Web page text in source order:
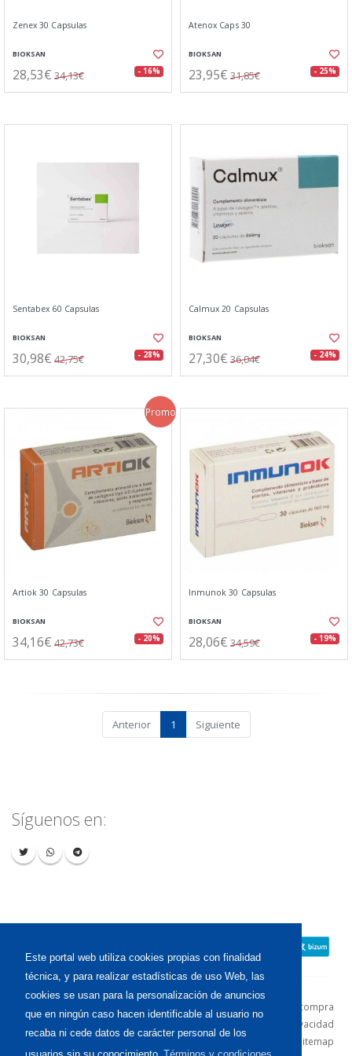
Este portal web utiliza cookies propias con finalidad
técnica, y para realizar estadísticas de uso Web, las
cookies se usan para la personalización de anuncios
que en ningún caso hacen identificable al usuario no
recaba ni cede datos de carácter personal de los
Zenex 30 Capsulas
BIOKSAN
28,53€ 34,13€ - 16%
Atenox Caps 30
BIOKSAN
23,95€ 31,85€ - 25%
Sentabex 60 Capsulas
BIOKSAN
30,98€ 42,75€ - 28%
Calmux 20 Capsulas
BIOKSAN
27,30€ 36,04€ - 24%
Promo
Artiok 30 Capsulas
BIOKSAN
34,16€ 42,73€ - 20%
Inmunok 30 Capsulas
BIOKSAN
28,06€ 34,59€ - 19%
Anterior 1 Siguiente
Síguenos en:
Contacto Aviso Legal
Condiciones de compra
Política de envíos
Política de Privacidad
Sitemap